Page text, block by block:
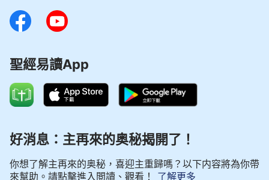
你是個誠實的孩子，能主動找老師承認錯誤，還讓媽
媽表揚你。」聽媽媽說完，我的心這才放下，同時心
一天舞蹈課下課後，我滿頭大汗地跑下樓，心
想：趕緊回家喝杯冰水，實在太熱了。咦，在樓梯拐
角處閃閃發光的是什麼？我撿起來一看是一枚五百元
沙冰的甜爽，忍不住嚥了一下口水。正在這時，我看
到一個姐姐向我這邊走過來，邊走邊低頭找著什麼，
我的心怦怦直跳，這錢一定是姐姐丟的，我要不要把
聖經易讀App
好消息：主再來的奥秘揭開了！
你想了解主再來的奥秘，喜迎主重歸嗎？以下内容將為你帶
來幫助。請點擊進入閲讀、觀看！
了解更多